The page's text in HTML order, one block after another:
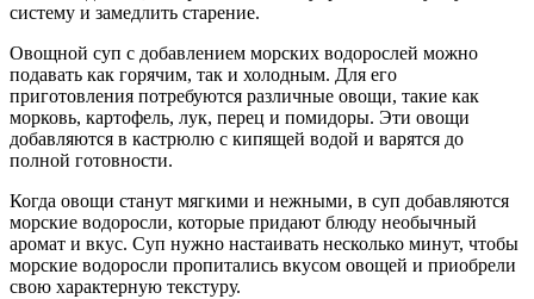
систему и замедлить старение.
Овощной суп с добавлением морских водорослей можно
подавать как горячим, так и холодным. Для его
приготовления потребуются различные овощи, такие как
морковь, картофель, лук, перец и помидоры. Эти овощи
добавляются в кастрюлю с кипящей водой и варятся до
полной готовности.
Когда овощи станут мягкими и нежными, в суп добавляются
морские водоросли, которые придают блюду необычный
аромат и вкус. Суп нужно настаивать несколько минут, чтобы
морские водоросли пропитались вкусом овощей и приобрели
свою характерную текстуру.